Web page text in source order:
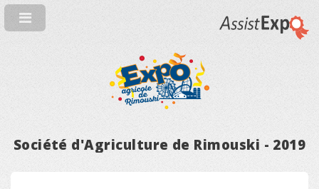
Société d'Agriculture de Rimouski - 2019